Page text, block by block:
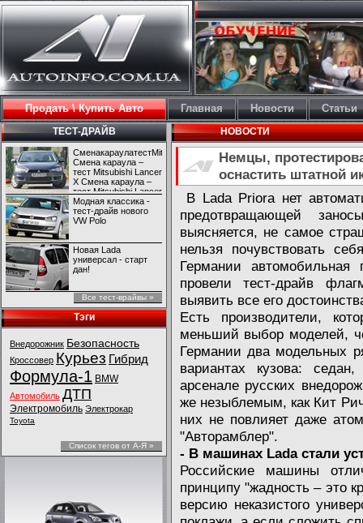
Продать \ Купить Авто Главная Новости Статьи
ТЕСТ-ДРАЙВ
СменакараулатестMitsubishiLancerX
Смена караула –
тест Mitsubishi Lancer
X Смена караула –
тест Mitsubishi Lancer
X
Модная классика -
тест-драйв нового
VW Polo
Новая Lada
универсал - старт
дан!
Все тест-врайвы »
Тэги
Внедорожник Безопасность
Кроссовер Курьез Гибрид
Формула-1 BMW
Автомобиль ДТП
Электромобиль Электрокар
Toyota
Список тегов от А-Я »
НОВОСТИ
Немцы,
оснастить штатной
В Lada Priora нет
предотвращающей
выясняется, не самое
нельзя почувствовать
Германии автомобильная
провели тест-драйв
выявить все его
Есть производители,
меньший выбор моделей,
Германии два модельных
вариантах кузова:
арсенале русских
же незыблемым, как Кит
них не повлияет даже
"Авторамблер".
- В машинах Lada стали
Российские машины
принципу "жадность – это
версию неказистого